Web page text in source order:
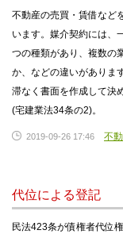
不動産の売買・賃借など
います。媒介契約には、
つの種類があり、複数の
か、などの違いがありま
滞なく書面を作成して決
(宅建業法34条の2)。
2019-09-26 17:46 不
代位による登記
民法423条が債権者代位